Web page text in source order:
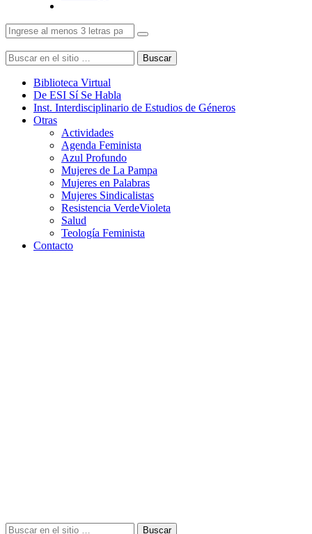
Buscar
Biblioteca Virtual
De ESI Sí Se Habla
Inst. Interdisciplinario de Estudios de Géneros
Otras
Actividades
Agenda Feminista
Azul Profundo
Mujeres de La Pampa
Mujeres en Palabras
Mujeres Sindicalistas
Resistencia VerdeVioleta
Salud
Teología Feminista
Contacto
Buscar